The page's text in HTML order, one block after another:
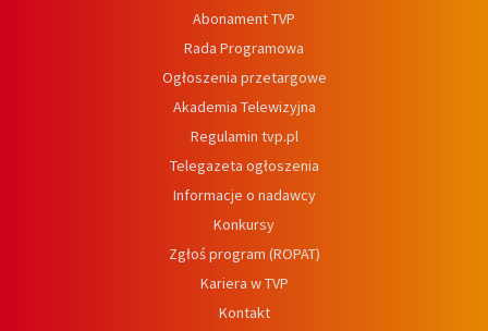
Abonament TVP
Rada Programowa
Ogłoszenia przetargowe
Akademia Telewizyjna
Regulamin tvp.pl
Telegazeta ogłoszenia
Informacje o nadawcy
Konkursy
Zgłoś program (ROPAT)
Kariera w TVP
Kontakt